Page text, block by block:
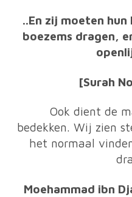
..En zij moeten
boezems dragen,
[Surah
Ook dient de
bedekken. Wij zien
het normaal
Moehammad ibn